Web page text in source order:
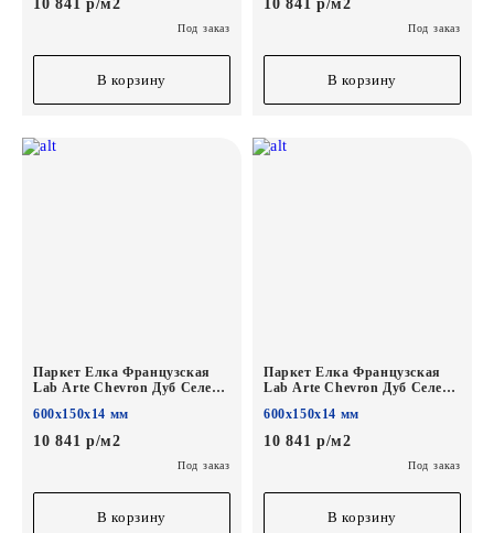
10 841 р/м2
Под заказ
В корзину
10 841 р/м2
Под заказ
В корзину
Паркет Елка Французская
Lab Arte Chevron Дуб Селект
600/450х150х14/3/45°
600х150х14 мм
10 841 р/м2
Под заказ
В корзину
Паркет Елка Французская
Lab Arte Chevron Дуб Селект
600/450х150х14/3/45°
600х150х14 мм
10 841 р/м2
Под заказ
В корзину